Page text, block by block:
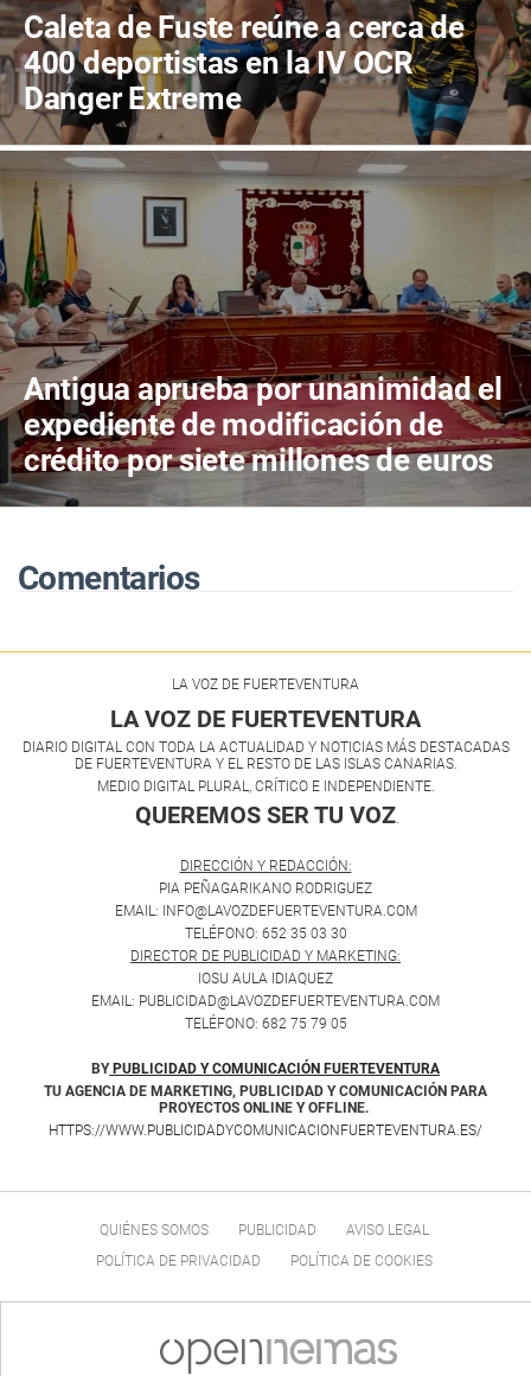
Caleta de Fuste reúne a cerca de
400 deportistas en la IV OCR
Danger Extreme
Antigua aprueba por unanimidad el
expediente de modificación de
crédito por siete millones de euros
Comentarios
LA VOZ DE FUERTEVENTURA
LA VOZ DE FUERTEVENTURA
DIARIO DIGITAL CON TODA LA ACTUALIDAD Y NOTICIAS MÁS DESTACADAS
DE FUERTEVENTURA Y EL RESTO DE LAS ISLAS CANARIAS.
MEDIO DIGITAL PLURAL, CRÍTICO E INDEPENDIENTE.
QUEREMOS SER TU VOZ.
DIRECCIÓN Y REDACCIÓN:
PIA PEÑAGARIKANO RODRIGUEZ
EMAIL: INFO@LAVOZDEFUERTEVENTURA.COM
TELÉFONO: 652 35 03 30
DIRECTOR DE PUBLICIDAD Y MARKETING:
IOSU AULA IDIAQUEZ
EMAIL: PUBLICIDAD@LAVOZDEFUERTEVENTURA.COM
TELÉFONO: 682 75 79 05
BY PUBLICIDAD Y COMUNICACIÓN FUERTEVENTURA
TU AGENCIA DE MARKETING, PUBLICIDAD Y COMUNICACIÓN PARA
PROYECTOS ONLINE Y OFFLINE.
HTTPS://WWW.PUBLICIDADYCOMUNICACIONFUERTEVENTURA.ES/
QUIÉNES SOMOS PUBLICIDAD
AVISO LEGAL
POLÍTICA DE PRIVACIDAD
POLÍTICA DE COOKIES